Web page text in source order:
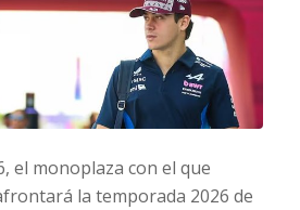
el monoplaza con el que
la temporada 2026 de